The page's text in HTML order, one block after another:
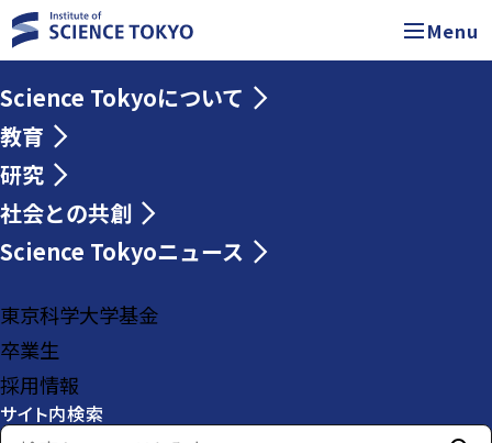
Menu
Science Tokyoについて
教育
研究
社会との共創
Science Tokyoニュース
東京科学大学基金
卒業生
採用情報
サイト内検索